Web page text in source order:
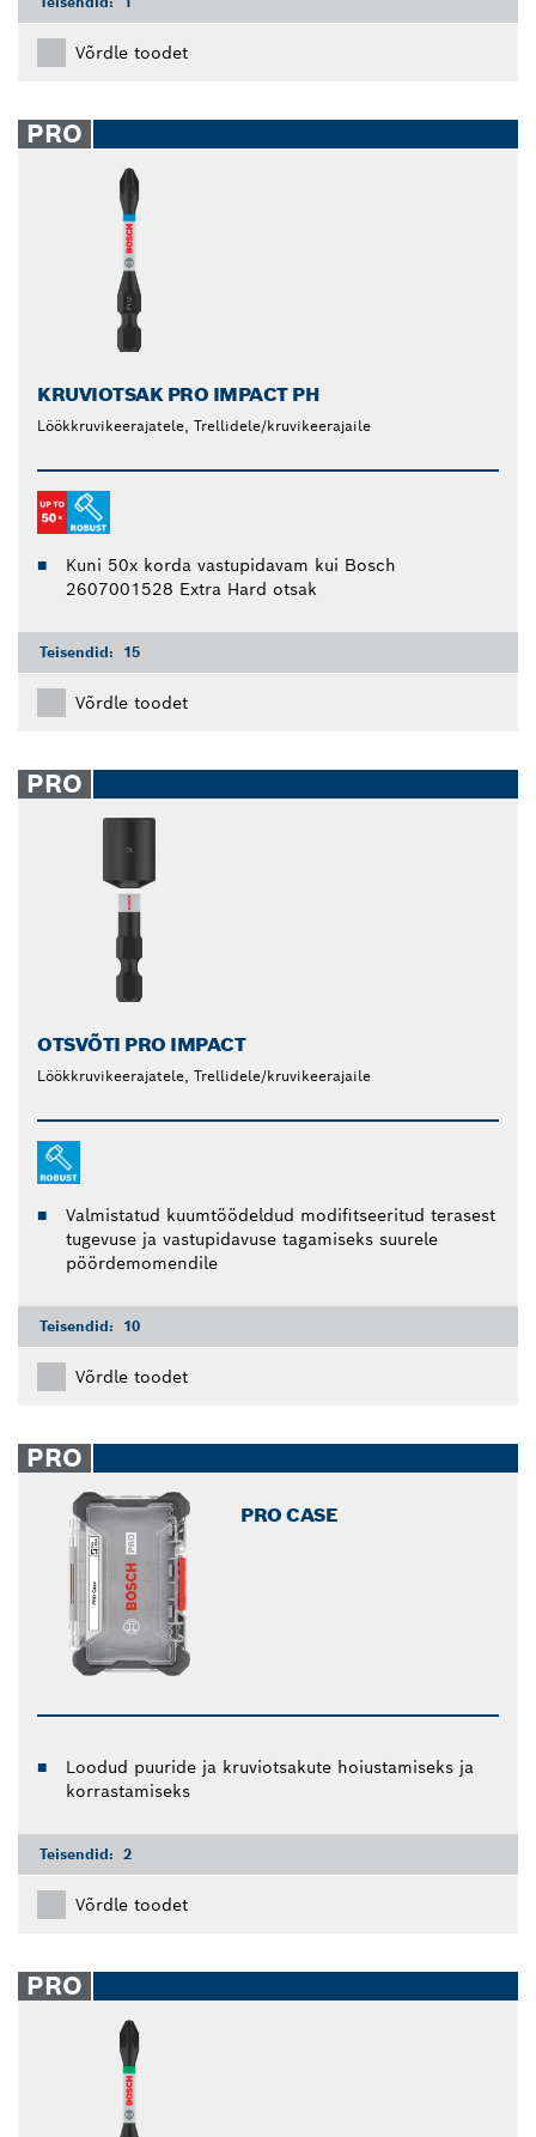
Võrdle toodet
PRO
KRUVIOTSAK PRO IMPACT PH
Löökkruvikeerajatele, Trellidele/kruvikeerajaile
Kuni 50x korda vastupidavam kui Bosch
2607001528 Extra Hard otsak
Teisendid: 15
Võrdle toodet
PRO
OTSVÕTI PRO IMPACT
Löökkruvikeerajatele, Trellidele/kruvikeerajaile
Valmistatud kuumtöödeldud modifitseeritud terasest
tugevuse ja vastupidavuse tagamiseks suurele
pöördemomendile
Teisendid: 10
Võrdle toodet
PRO
PRO CASE
Loodud puuride ja kruviotsakute hoiustamiseks ja
korrastamiseks
Teisendid: 2
Võrdle toodet
PRO